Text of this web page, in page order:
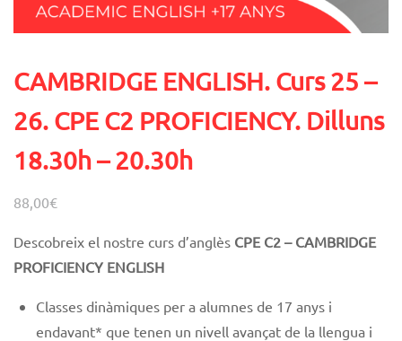
CAMBRIDGE ENGLISH. Curs 25 –
26. CPE C2 PROFICIENCY. Dilluns
18.30h – 20.30h
88,00€
Descobreix el nostre curs d’anglès CPE C2 – CAMBRIDGE
PROFICIENCY ENGLISH
Classes dinàmiques per a alumnes de 17 anys i
endavant* que tenen un nivell avançat de la llengua i